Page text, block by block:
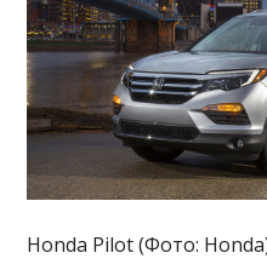
Honda Pilot (Фото: